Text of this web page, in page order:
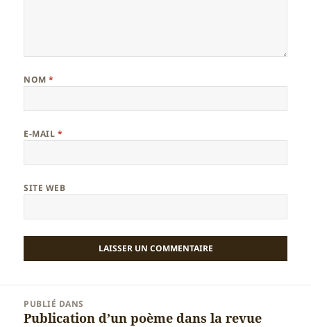
NOM*
E-MAIL *
SITE WEB
PUBLIÉ DANS
Publication d’un poème dans la revue